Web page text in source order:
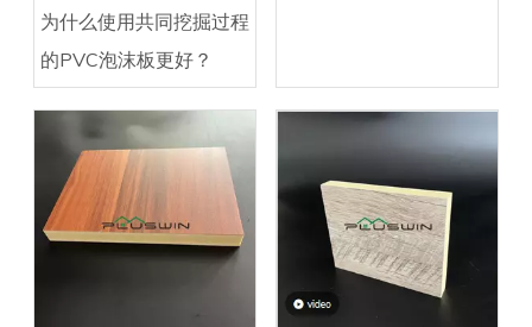
为什么使用共同挖掘过程
的PVC泡沫板更好？